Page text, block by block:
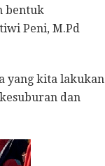
bentuk
Peni, M.Pd
yang kita lakukan
dan